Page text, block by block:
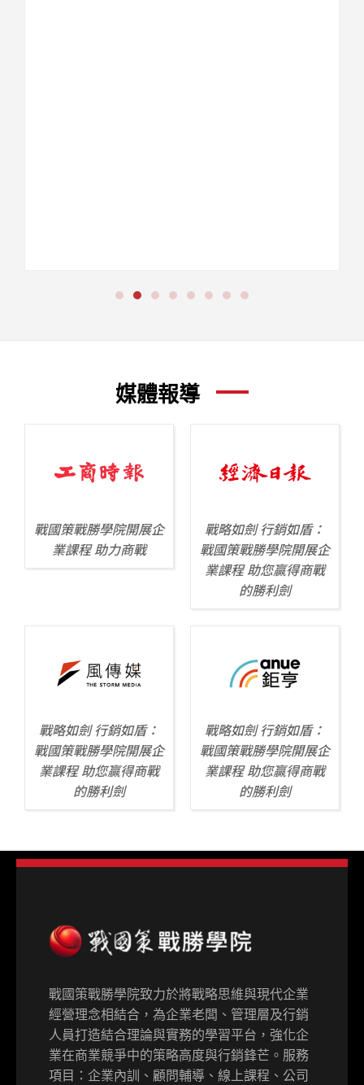
媒體報導
戰國策戰勝學院開展企
業課程 助力商戰
戰略如劍 行銷如盾：
戰國策戰勝學院開展企
業課程 助您贏得商戰
的勝利劍
戰略如劍 行銷如盾：
戰國策戰勝學院開展企
業課程 助您贏得商戰
的勝利劍
戰略如劍 行銷如盾：
戰國策戰勝學院開展企
業課程 助您贏得商戰
的勝利劍
戰國策戰勝學院致力於將戰略思維與現代企業
經營理念相結合，為企業老闆、管理層及行銷
人員打造結合理論與實務的學習平台，強化企
業在商業競爭中的策略高度與行銷鋒芒。服務
項目：企業內訓、顧問輔導、線上課程、公司